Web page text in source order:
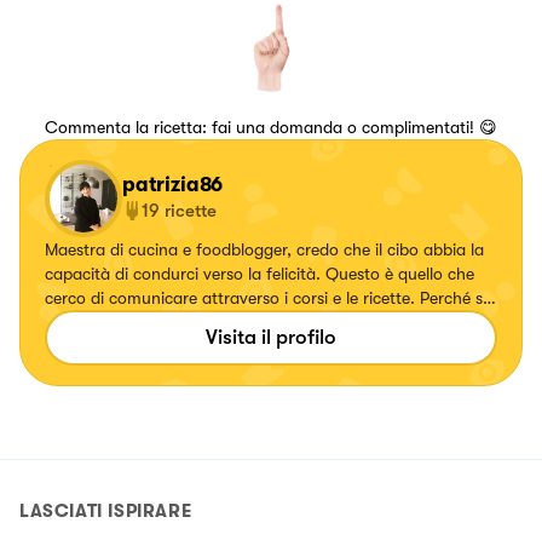
Commenta la ricetta: fai una domanda o complimentati! 😋
patrizia86
19 ricette
Maestra di cucina e foodblogger, credo che il cibo abbia la
capacità di condurci verso la felicità. Questo è quello che
cerco di comunicare attraverso i corsi e le ricette. Perché se
una ricetta è importante, è altrettanto importante ciò che
essa evoca.
Visita il profilo
LASCIATI ISPIRARE